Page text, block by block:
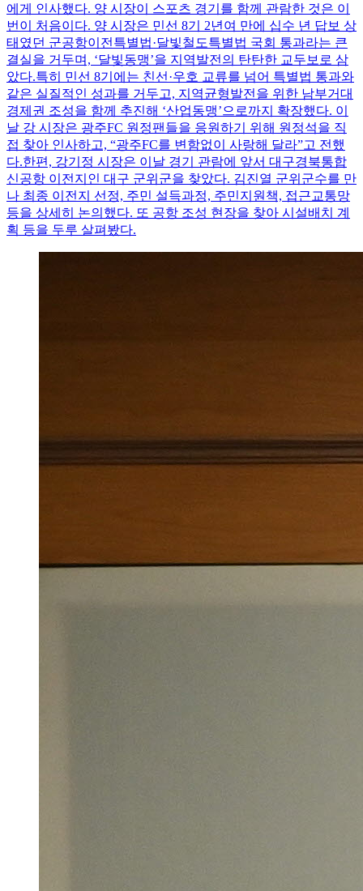
에게 인사했다. 양 시장이 스포츠 경기를 함께 관람한 것은 이
번이 처음이다. 양 시장은 민선 8기 2년여 만에 십수 년 답보 상
태였던 군공항이전특별법·달빛철도특별법 국회 통과라는 큰
결실을 거두며, ‘달빛동맹’을 지역발전의 탄탄한 교두보로 삼
았다.특히 민선 8기에는 친선·우호 교류를 넘어 특별법 통과와
같은 실질적인 성과를 거두고, 지역균형발전을 위한 남부거대
경제권 조성을 함께 추진해 ‘산업동맹’으로까지 확장했다. 이
날 강 시장은 광주FC 원정팬들을 응원하기 위해 원정석을 직
접 찾아 인사하고, “광주FC를 변함없이 사랑해 달라”고 전했
다.한편, 강기정 시장은 이날 경기 관람에 앞서 대구경북통합
신공항 이전지인 대구 군위군을 찾았다. 김진열 군위군수를 만
나 최종 이전지 선정, 주민 설득과정, 주민지원책, 접근교통망
등을 상세히 논의했다. 또 공항 조성 현장을 찾아 시설배치 계
획 등을 두루 살펴봤다.